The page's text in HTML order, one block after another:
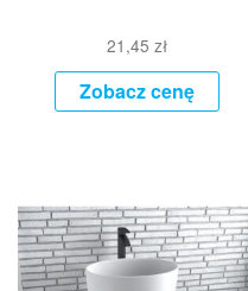
21,45 zł
Zobacz cenę